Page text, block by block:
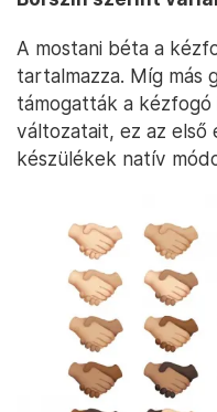
A mostani béta a
tartalmazza. Míg más
támogatták a
változatait, ez az első
készülékek natív